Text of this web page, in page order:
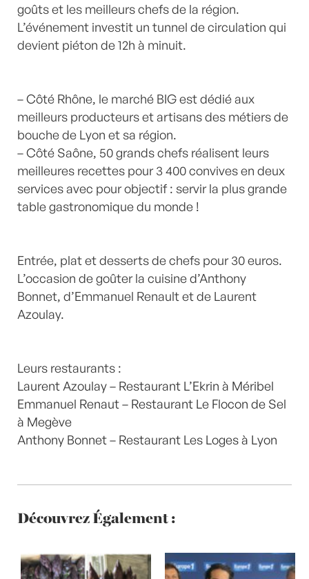
goûts et les meilleurs chefs de la région.
L’événement investit un tunnel de circulation qui
devient piéton de 12h à minuit.
– Côté Rhône, le marché BIG est dédié aux
meilleurs producteurs et artisans des métiers de
bouche de Lyon et sa région.
– Côté Saône, 50 grands chefs réalisent leurs
meilleures recettes pour 3 400 convives en deux
services avec pour objectif : servir la plus grande
table gastronomique du monde !
Entrée, plat et desserts de chefs pour 30 euros.
L’occasion de goûter la cuisine d’Anthony
Bonnet, d’Emmanuel Renault et de Laurent
Azoulay.
Leurs restaurants :
Laurent Azoulay – Restaurant L’Ekrin à Méribel
Emmanuel Renaut – Restaurant Le Flocon de Sel
à Megève
Anthony Bonnet – Restaurant Les Loges à Lyon
Découvrez Également :